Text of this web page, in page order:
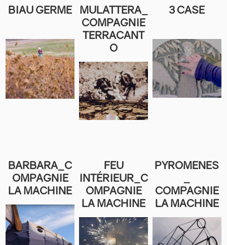
BIAU GERME
MULATTERA_
COMPAGNIE
TERRACANT
O
3 CASE
BARBARA_C
OMPAGNIE
LA MACHINE
FEU
INTÉRIEUR_C
OMPAGNIE
LA MACHINE
PYROMENES
COMPAGNIE
LA MACHINE